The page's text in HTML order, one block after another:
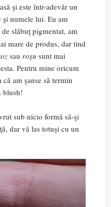
şi este într-adevăr un
şi numele lui. Eu am
de slăbuţ pigmentat, am
mare de produs, dar tind
sau roşu sunt mai
Pentru mine oricum
am şanse să termin
blush!
sub nicio formă să-şi
dar vă las totuşi cu un